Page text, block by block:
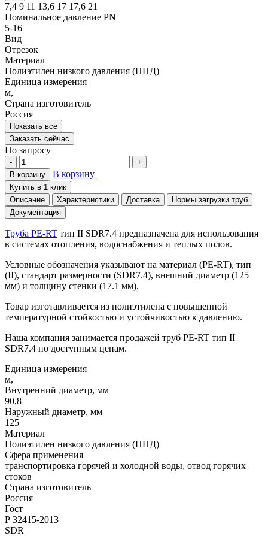
7,4 9 11 13,6 17 17,6 21
Номинальное давление PN
5-16
Вид
Отрезок
Материал
Полиэтилен низкого давления (ПНД)
Единица измерения
м,
Страна изготовитель
Россия
Показать все
Заказать сейчас
По запросу
-
+
В корзину
В корзину
Купить в 1 клик
Описание
Характеристики Доставка
Нормы загрузки труб
Документация
Труба PE-RT тип II SDR7.4 предназначена для использования
в системах отопления, водоснабжения и теплых полов.
Условные обозначения указывают на материал (PE-RT), тип
(II), стандарт размерности (SDR7.4), внешний диаметр (125
мм) и толщину стенки (17.1 мм).
Товар изготавливается из полиэтилена с повышенной
температурной стойкостью и устойчивостью к давлению.
Наша компания занимается продажей труб PE-RT тип II
SDR7.4 по доступным ценам.
Единица измерения
м,
Внутренний диаметр, мм
90,8
Наружный диаметр, мм
125
Материал
Полиэтилен низкого давления (ПНД)
Сфера применения
транспортировка горячей и холодной воды, отвод горячих
стоков
Страна изготовитель
Россия
Гост
Р 32415-2013
SDR